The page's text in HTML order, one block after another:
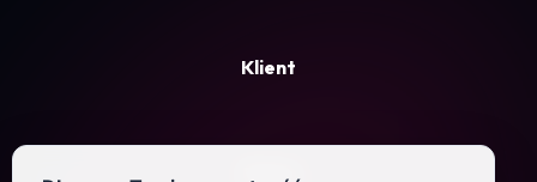
Klient
Firma